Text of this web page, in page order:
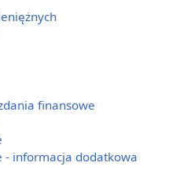
finansowe
- informacja dodatkowa